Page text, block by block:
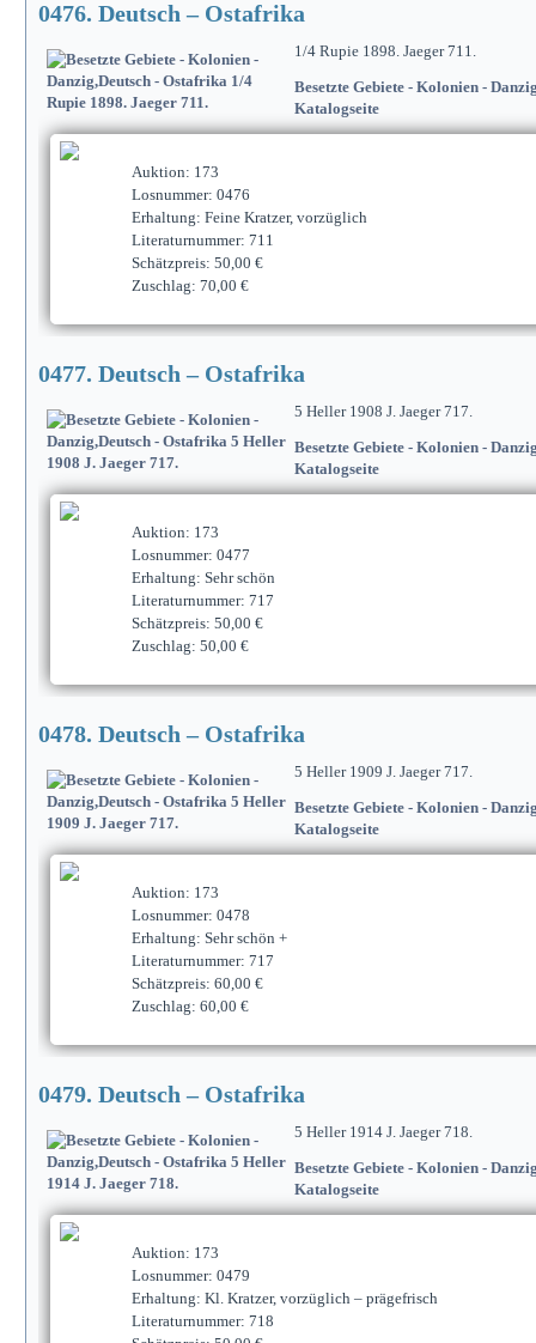
0476. Deutsch – Ostafrika
1/4 Rupie 1898. Jaeger 711.
Besetzte Gebiete - Kolonien -
Katalogseite
Auktion: 173
Losnummer: 0476
Erhaltung: Feine Kratzer, vorzüglich
Literaturnummer: 711
Schätzpreis: 50,00 €
Zuschlag: 70,00 €
0477. Deutsch – Ostafrika
5 Heller 1908 J. Jaeger 717.
Besetzte Gebiete - Kolonien -
Katalogseite
Auktion: 173
Losnummer: 0477
Erhaltung: Sehr schön
Literaturnummer: 717
Schätzpreis: 50,00 €
Zuschlag: 50,00 €
0478. Deutsch – Ostafrika
5 Heller 1909 J. Jaeger 717.
Besetzte Gebiete - Kolonien -
Katalogseite
Auktion: 173
Losnummer: 0478
Erhaltung: Sehr schön +
Literaturnummer: 717
Schätzpreis: 60,00 €
Zuschlag: 60,00 €
0479. Deutsch – Ostafrika
5 Heller 1914 J. Jaeger 718.
Besetzte Gebiete - Kolonien -
Katalogseite
Auktion: 173
Losnummer: 0479
Erhaltung: Kl. Kratzer, vorzüglich – prägefrisch
Literaturnummer: 718